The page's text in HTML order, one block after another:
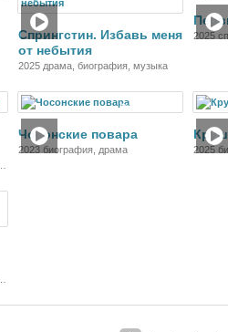
Спрингстин. Избавь меня
от небытия
2025 драма, биография, музыка
2025
Фильм
Чосонские повара
2023 биография, драма 2025